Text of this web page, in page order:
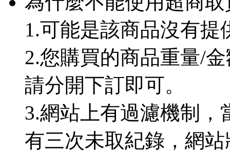
1.可能是該商品沒有提
2.您購買的商品重量/
請分開下訂即可。
3.網站上有過濾機制
有三次未取紀錄，網